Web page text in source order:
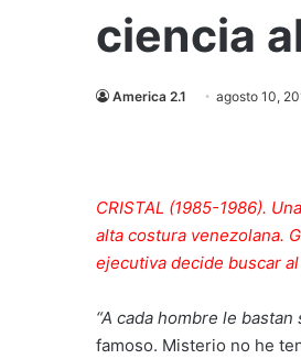
ciencia
America 2.1 agosto 10,
CRISTAL (1985-1986).
alta costura venezolana.
ejecutiva decide buscar
“A cada hombre le
famoso. Misterio no he